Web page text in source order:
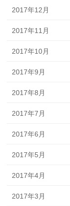
2017年12月
2017年11月
2017年10月
2017年9月
2017年8月
2017年7月
2017年6月
2017年5月
2017年4月
2017年3月